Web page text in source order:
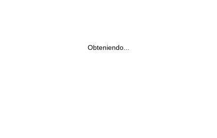
Obteniendo...